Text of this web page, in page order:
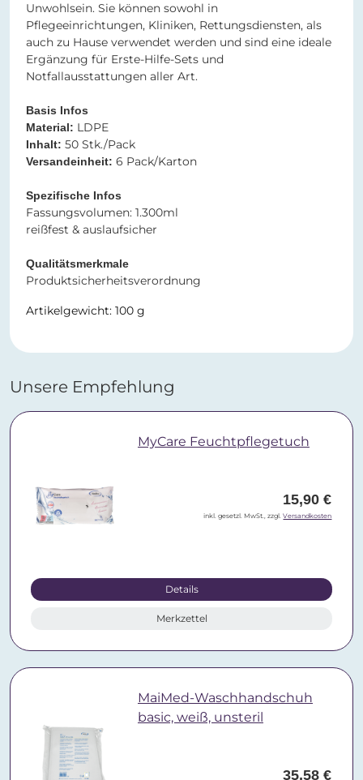
Unwohlsein. Sie können sowohl in
Pflegeeinrichtungen, Kliniken, Rettungsdiensten, als
auch zu Hause verwendet werden und sind eine ideale
Ergänzung für Erste-Hilfe-Sets und
Notfallausstattungen aller Art.
Basis Infos
Material: LDPE
Inhalt: 50 Stk./Pack
Versandeinheit: 6 Pack/Karton
Spezifische Infos
Fassungsvolumen: 1.300ml
reißfest & auslaufsicher
Qualitätsmerkmale
Produktsicherheitsverordnung
Artikelgewicht: 100 g
Unsere Empfehlung
MyCare Feuchtpflegetuch
15,90 €
inkl. gesetzl. MwSt., zzgl.Versandkosten
Details
Merkzettel
MaiMed-Waschhandschuh
basic, weiß, unsteril
35,58 €